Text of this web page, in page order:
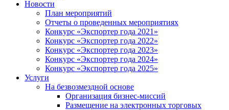
Новости
План мероприятий
Отчеты о проведенных мероприятиях
Конкурс «Экспортер года 2021»
Конкурс «Экспортер года 2022»
Конкурс «Экспортер года 2023»
Конкурс «Экспортер года 2024»
Конкурс «Экспортер года 2025»
Услуги
На безвозмездной основе
Организация бизнес-миссий
Размещение на электронных торговых